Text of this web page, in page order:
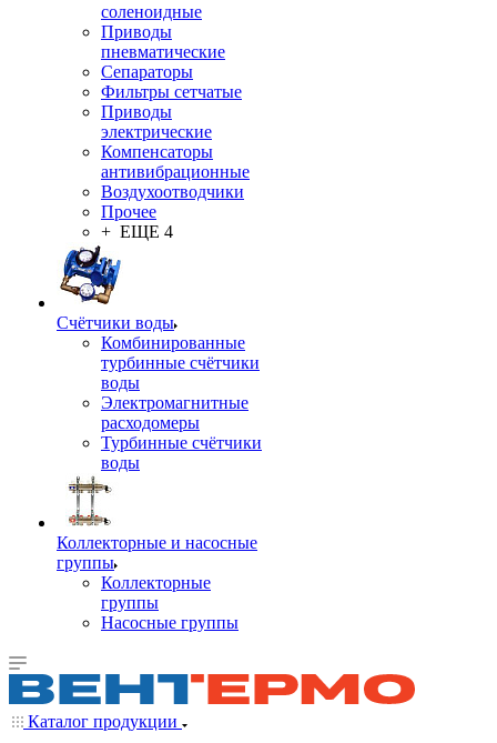
соленоидные
Приводы
пневматические
Сепараторы
Фильтры сетчатые
Приводы
электрические
Компенсаторы
антивибрационные
Воздухоотводчики
Прочее
+ ЕЩЕ 4
Счётчики воды
Комбинированные
турбинные счётчики
воды
Электромагнитные
расходомеры
Турбинные счётчики
воды
Коллекторные и насосные
группы
Коллекторные
группы
Насосные группы
Каталог продукции